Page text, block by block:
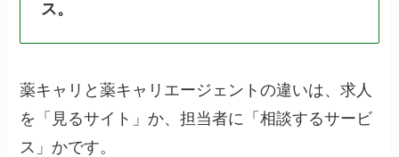
ス。
薬キャリと薬キャリエージェントの違いは、求人
を「見るサイト」か、担当者に「相談するサービ
ス」かです。